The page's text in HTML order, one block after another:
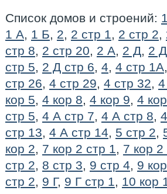
Список домов и строений:
1 А, 1 Б, 2, 2 стр 1, 2 стр 2,
стр 8, 2 стр 20, 2 А, 2 Д, 2
стр 5, 2 Д стр 6, 4, 4 стр 1А,
стр 26, 4 стр 29, 4 стр 32,
кор 5, 4 кор 8, 4 кор 9, 4
стр 5, 4 А стр 7, 4 А стр 8,
стр 13, 4 А стр 14, 5 стр 2,
кор 2, 7 кор 2 стр 1, 7 кор 2
стр 2, 8 стр 3, 9 стр 4, 9
стр 2, 9 Г, 9 Г стр 1, 10 кор